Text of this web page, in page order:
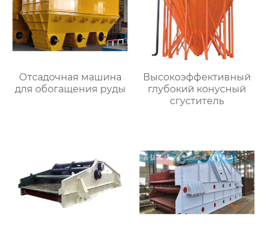
Отсадочная машина
для обогащения руды
Высокоэффективный
глубокий конусный
сгуститель